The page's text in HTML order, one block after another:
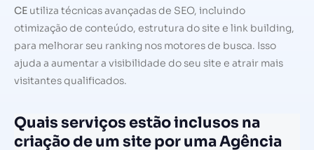
CE utiliza técnicas avançadas de SEO, incluindo
otimização de conteúdo, estrutura do site e link building,
para melhorar seu ranking nos motores de busca. Isso
ajuda a aumentar a visibilidade do seu site e atrair mais
visitantes qualificados.
Quais serviços estão inclusos na
criação de um site por uma Agência